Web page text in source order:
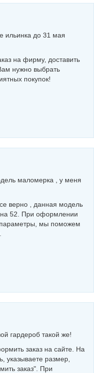
ильинка до 31 мая
на фирму, доставить
нужно выбрать
покупок!
маломерка , у меня
верно , данная модель
52. При оформлении
параметры, мы поможем
гардероб такой же!
заказ на сайте. На
указываете размер,
заказ". При